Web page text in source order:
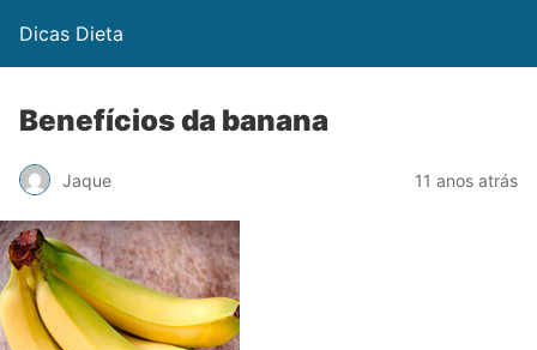
Dicas Dieta
Benefícios da banana
Jaque 11 anos atrás